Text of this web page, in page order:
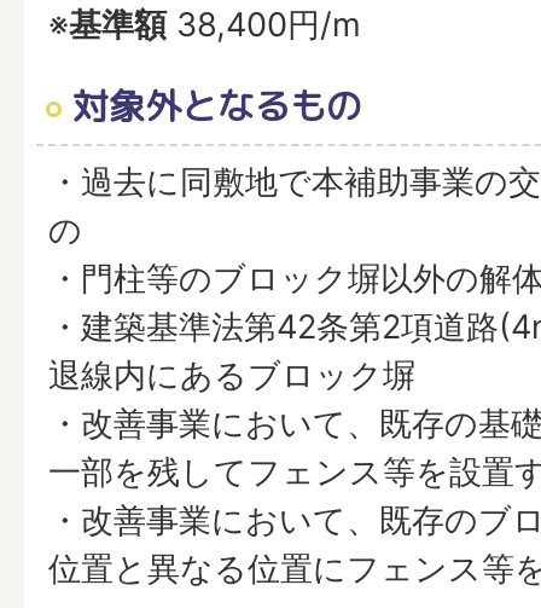
※基準額38,400円/m
対象外となるもの
・過去に同敷地で本補助事業の
の
・門柱等のブロック塀以外の解
・建築基準法第42条第2項道路
退線内にあるブロック塀
・改善事業において、既存の基
一部を残してフェンス等を設置
・改善事業において、既存のブ
位置と異なる位置にフェンス等